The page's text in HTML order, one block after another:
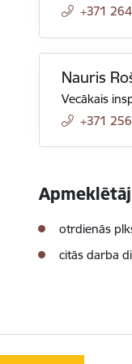
+371
Nauris
Vecākais
+371
otrdienās
citās darba